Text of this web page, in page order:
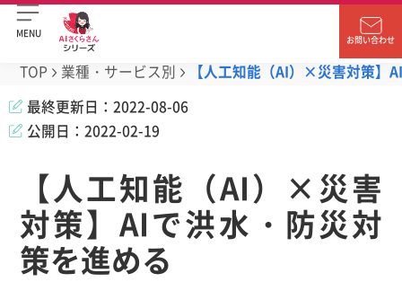
MENU
お問い合わせ
TOP 業種・サービス別
【人工知能（AI）×災害対策】
最終更新日： 2022-08-06
公開日： 2022-02-19
【人工知能（AI）×災害
対策】AIで洪水・防災対
策を進める